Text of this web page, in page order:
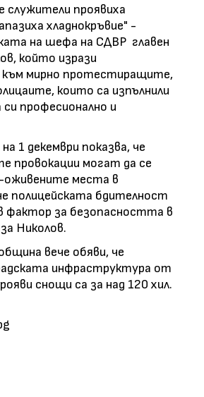
служители проявиха
хладнокръвие" -
на шефа на СДВР главен
който изрази
към мирно протестиращите,
които са изпълнили
професионално и
1 декември показва, че
провокации могат да се
оживените места в
полицейската бдителност
фактор за безопасността в
Николов.
вече обяви, че
инфраструктура от
снощи са за над 120 хил.